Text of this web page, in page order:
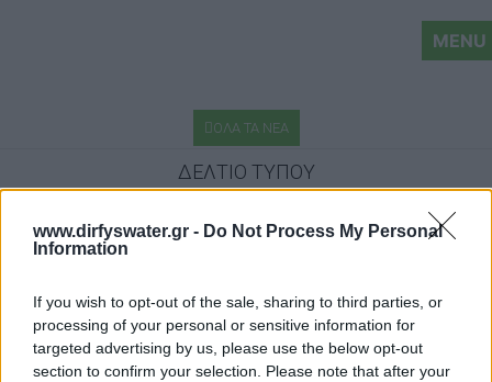
www.dirfyswater.gr - Do Not Process My Personal
Information
If you wish to opt-out of the sale, sharing to third parties, or
processing of your personal or sensitive information for
targeted advertising by us, please use the below opt-out
section to confirm your selection. Please note that after your
MENU
ΟΛΑ ΤΑ ΝΕΑ
ΔΕΛΤΙΟ ΤΥΠΟΥ
ΑΘΉΝΑ, 16 ΙΟΥΝΊΟΥ 2025
Η ΔΊΡΦΥΣ ΣΤΗΡΊΖΕΙ ΠΡΩΤΟΒΟΥΛΊΕΣ
ΝΈΩΝ ΓΙΑ ΤΗΝ ΕΜΦΙΆΛΩΣΗ ΤΟΥ ΝΕΡΟΎ
Η εταιρεία εμφιάλωσης νερού Δίρφυς,
αναγνωρίζοντας τη σημασία της εκπαίδευσης της